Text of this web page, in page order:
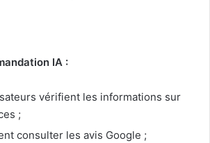
IA :
vérifient les informations sur
;
consulter les avis Google ;